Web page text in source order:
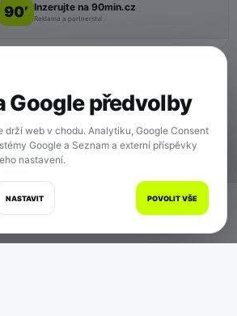
90’ Inzerujte na 90min.cz
Reklama a partnerství
Google předvolby
drží web v chodu. Analytiku, Google Consent
Google a Seznam a externí příspěvky
nastavení.
NASTAVIT POVOLIT VŠE